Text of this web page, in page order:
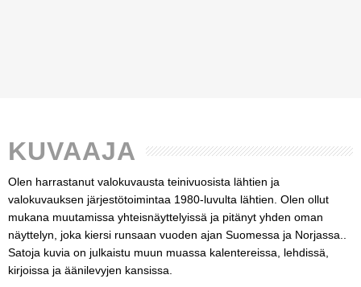
KUVAAJA
Olen harrastanut valokuvausta teinivuosista lähtien ja
valokuvauksen järjestötoimintaa 1980-luvulta lähtien. Olen ollut
mukana muutamissa yhteisnäyttelyissä ja pitänyt yhden oman
näyttelyn, joka kiersi runsaan vuoden ajan Suomessa ja Norjassa..
Satoja kuvia on julkaistu muun muassa kalentereissa, lehdissä,
kirjoissa ja äänilevyjen kansissa.